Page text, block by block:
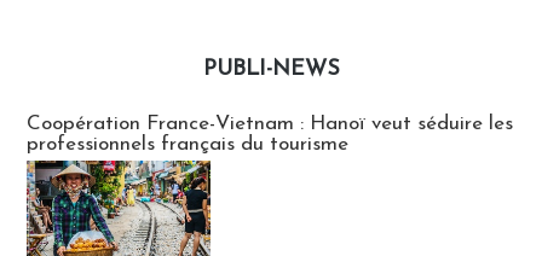
PUBLI-NEWS
Coopération France-Vietnam : Hanoï veut séduire les
professionnels français du tourisme